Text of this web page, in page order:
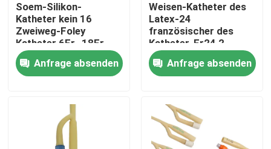
Startseite
Über uns
Soem-Silikon-
Katheter kein 16
Zweiweg-Foley
Katheter 6Fr -18Fr
Anfrage absenden
Weisen-Katheter des
Latex-24
französischer des
Katheter-Fr24 2
medizinischer Foley-
Silikon-Katheter
Anfrage absenden